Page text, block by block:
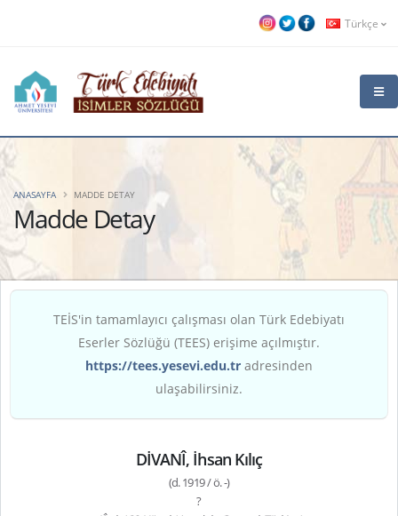
Türkçe
Madde Detay
ANASAYFA MADDE DETAY
TEİS'in tamamlayıcı çalışması olan Türk Edebiyatı
Eserler Sözlüğü (TEES) erişime açılmıştır.
https://tees.yesevi.edu.tr adresinden
ulaşabilirsiniz.
DİVANÎ, İhsan Kılıç
(d. 1919 / ö. -)
?